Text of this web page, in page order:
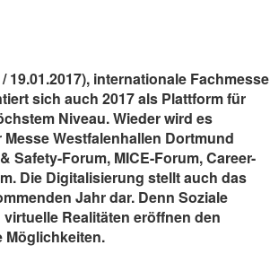
internationale Fachmesse
sich auch 2017 als Plattform für
Niveau. Wieder wird es
Westfalenhallen Dortmund
Safety-Forum, MICE-Forum, Career-
Die Digitalisierung stellt auch das
Jahr dar. Denn Soziale
Realitäten eröffnen den
Möglichkeiten.